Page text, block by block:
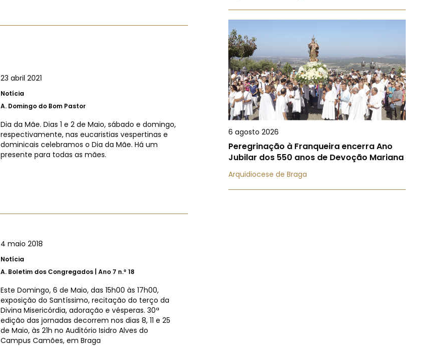
23 abril 2021
Notícia
A. Domingo do Bom Pastor
Dia da Mãe. Dias 1 e 2 de Maio, sábado e domingo,
respectivamente, nas eucaristias vespertinas e
dominicais celebramos o Dia da Mãe. Há um
presente para todas as mães.
4 maio 2018
Notícia
A. Boletim dos Congregados | Ano 7 n.º 18
Este Domingo, 6 de Maio, das 15h00 às 17h00,
exposição do Santíssimo, recitação do terço da
Divina Misericórdia, adoração e vésperas. 30ª
edição das jornadas decorrem nos dias 8, 11 e 25
de Maio, às 21h no Auditório Isidro Alves do
Campus Camões, em Braga
6 agosto 2026
Peregrinação à Franqueira encerra Ano
Jubilar dos 550 anos de Devoção Mariana
Arquidiocese de Braga